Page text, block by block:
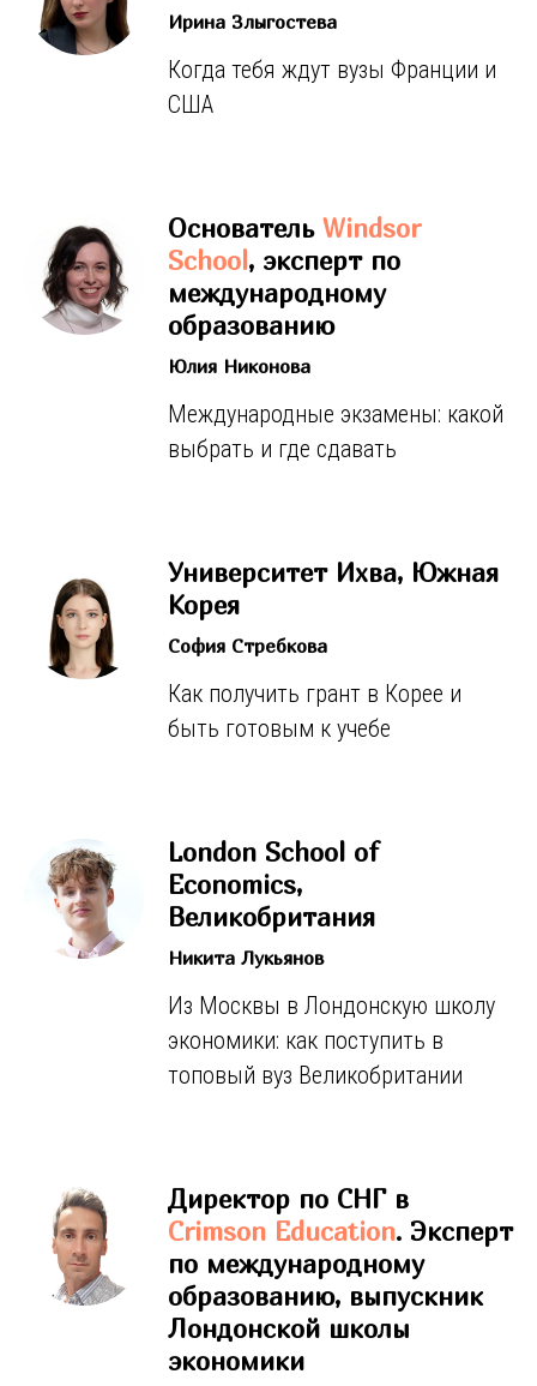
Ирина Злыгостева
Когда тебя ждут вузы Франции и
США
Основатель Windsor
School, эксперт по
международному
образованию
Юлия Никонова
Международные экзамены: какой
выбрать и где сдавать
Университет Ихва, Южная
Корея
София Стребкова
Как получить грант в Корее и
быть готовым к учебе
London School of
Economics,
Великобритания
Никита Лукьянов
Из Москвы в Лондонскую школу
экономики: как поступить в
топовый вуз Великобритании
Директор по СНГ в
Crimson Education. Эксперт
по международному
образованию, выпускник
Лондонской школы
экономики